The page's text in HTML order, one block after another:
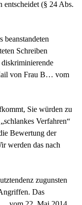
(§ 24 Abs.
beanstandeten
Schreiben
von Frau B… vom
Sie würden zu
Verfahren“
Bewertung der
werden das nach
zugunsten
Das